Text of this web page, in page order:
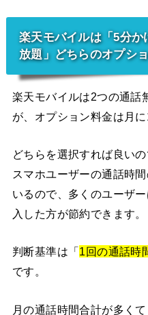
楽天モバイルは「5分
放題」どちらのオプシ
楽天モバイルは2つの通話
が、オプション料金は月
どちらを選択すれば良いの
スマホユーザーの通話時
いるので、多くのユーザ
入した方が節約できます。
判断基準は「 1回の通話時
です。
月の通話時間合計が多く